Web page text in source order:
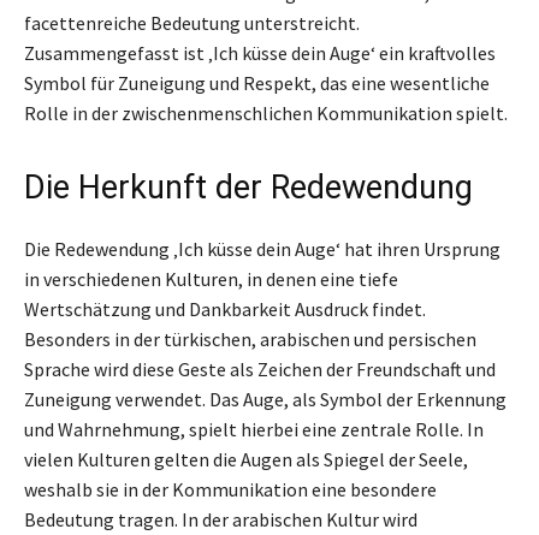
facettenreiche Bedeutung unterstreicht.
Zusammengefasst ist ‚Ich küsse dein Auge‘ ein kraftvolles
Symbol für Zuneigung und Respekt, das eine wesentliche
Rolle in der zwischenmenschlichen Kommunikation spielt.
Die Herkunft der Redewendung
Die Redewendung ‚Ich küsse dein Auge‘ hat ihren Ursprung
in verschiedenen Kulturen, in denen eine tiefe
Wertschätzung und Dankbarkeit Ausdruck findet.
Besonders in der türkischen, arabischen und persischen
Sprache wird diese Geste als Zeichen der Freundschaft und
Zuneigung verwendet. Das Auge, als Symbol der Erkennung
und Wahrnehmung, spielt hierbei eine zentrale Rolle. In
vielen Kulturen gelten die Augen als Spiegel der Seele,
weshalb sie in der Kommunikation eine besondere
Bedeutung tragen. In der arabischen Kultur wird